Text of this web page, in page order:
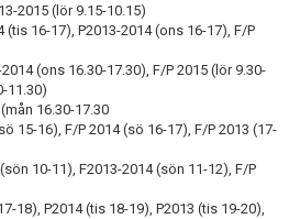
2015 (lör 9.15-10.15)
(tis 16-17), P2013-2014 (ons 16-17), F/P
(ons 16.30-17.30), F/P 2015 (lör 9.30-
11.30)
16.30-17.30
15-16), F/P 2014 (sö 16-17), F/P 2013 (17-
10-11), F2013-2014 (sön 11-12), F/P
18), P2014 (tis 18-19), P2013 (tis 19-20),